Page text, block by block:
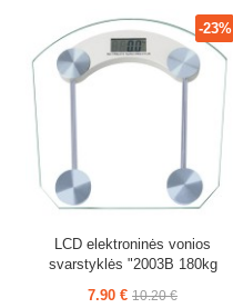
LCD elektroninės vonios
svarstyklės "2003B 180kg
7.90 € 10.20 €
-23%